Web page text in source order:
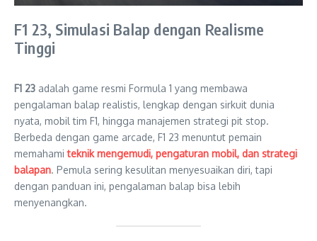
F1 23, Simulasi Balap dengan Realisme
Tinggi
F1 23 adalah game resmi Formula 1 yang membawa
pengalaman balap realistis, lengkap dengan sirkuit dunia
nyata, mobil tim F1, hingga manajemen strategi pit stop.
Berbeda dengan game arcade, F1 23 menuntut pemain
memahamiteknik mengemudi, pengaturan mobil, dan strategi
balapan. Pemula sering kesulitan menyesuaikan diri, tapi
dengan panduan ini, pengalaman balap bisa lebih
menyenangkan.